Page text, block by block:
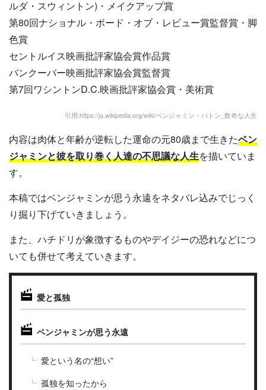
ルダ・スウィントン)・メイクアップ賞
第80回ナショナル・ボード・オブ・レビュー賞監督賞・脚
色賞
セントルイス映画批評家協会賞作品賞
バンクーバー映画批評家協会賞監督賞
第7回ワシントンD.C.映画批評家協会賞・美術賞
引用:https://ja.wikipedia.org/wiki/ベンジャミン・バトン_数奇な人生
内容は肉体と年齢が逆転した運命の元80歳まで生きたベン
ジャミンと彼を取り巻く人達の不思議な人生を描いていま
す。
本稿ではベンジャミンが思う永遠をネタバレ込みでじっく
り掘り下げていきましょう。
また、ハチドリが象徴するものやデイジーの恐れなどにつ
いても併せて考えていきます。
愛と孤独
ベンジャミンが思う永遠
愛という名の“想い”
孤独を知ったから